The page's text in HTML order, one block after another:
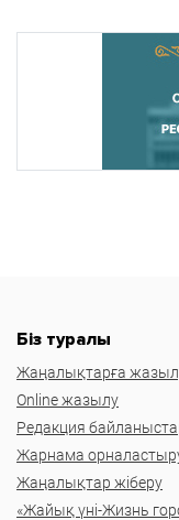
Біз туралы
Жаңалықтарға
Online жазылу
Редакция
Жарнама
Жаңалықтар жіберу
«Жайық үні-Жизнь